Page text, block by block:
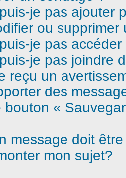
je pas ajouter
ou supprimer
je pas
je pas joindre
reçu un
des
bouton «
message doit
mon sujet?